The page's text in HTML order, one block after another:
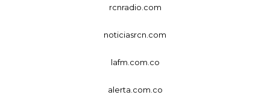
rcnradio.com
noticiasrcn.com
lafm.com.co
alerta.com.co